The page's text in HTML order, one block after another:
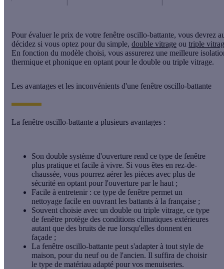
Pour évaluer le prix de votre fenêtre oscillo-battante, vous devrez
décidez si vous optez pour du simple, double vitrage ou triple
En fonction du modèle choisi, vous assurerez une meilleure
thermique et phonique en optant pour le double ou triple vitrage.
Les avantages et les inconvénients d'une fenêtre oscillo-battante
La fenêtre oscillo-battante a plusieurs avantages :
Son double système d'ouverture rend ce type de fenêtre
plus pratique et facile à vivre. Si vous êtes en rez-de-
chaussée, vous pourrez aérer les pièces avec plus de
sécurité en optant pour l'ouverture par le haut ;
Facile à entretenir : ce type de fenêtre permet un
nettoyage facile en ouvrant les battants à la française ;
Souvent choisie avec un double ou triple vitrage, ce type
de fenêtre protège des conditions climatiques extérieures
autant que des bruits de rue lorsqu'elles donnent en
façade ;
La fenêtre oscillo-battante peut s'adapter à tout style de
maison, pour du neuf ou de l'ancien. Il suffira de choisir
le type de matériau adapté pour vos menuiseries.